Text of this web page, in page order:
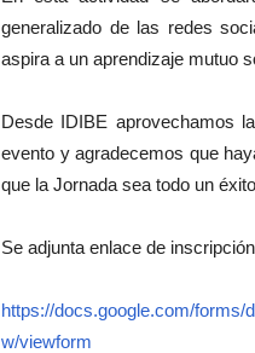
generalizado de las redes
aspira a un aprendizaje mutuo
Desde IDIBE aprovechamos
evento y agradecemos que
que la Jornada sea todo un
Se adjunta enlace de
https://docs.google.com/forms/
w/viewform